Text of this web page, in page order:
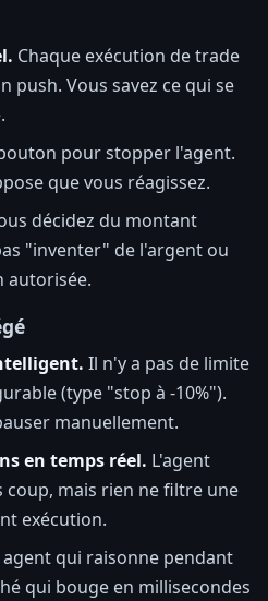
Chaque exécution de trade
push. Vous savez ce qui se
pour stopper l'agent.
que vous réagissez.
décidez du montant
"inventer" de l'argent ou
autorisée.
Il n'y a pas de limite
(type "stop à -10%").
manuellement.
en temps réel. L'agent
coup, mais rien ne filtre une
exécution.
agent qui raisonne pendant
qui bouge en millisecondes